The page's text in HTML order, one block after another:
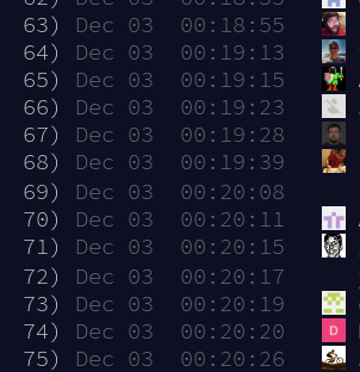
63)
Dec 03  00:18:55
64)
Dec 03  00:19:13
65)
Dec 03  00:19:15
66)
Dec 03  00:19:23
67)
Dec 03  00:19:28
68)
Dec 03  00:19:39
69)
Dec 03  00:20:08
70)
Dec 03  00:20:11
71)
Dec 03  00:20:15
72)
Dec 03  00:20:17
73)
Dec 03  00:20:19
74)
Dec 03  00:20:20
75)
Dec 03  00:20:26